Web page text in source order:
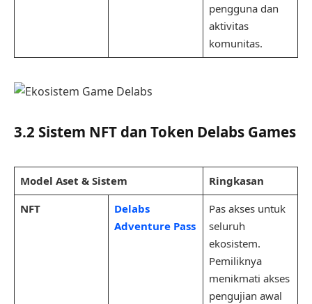
pengguna dan
aktivitas
komunitas.
3.2 Sistem NFT dan Token Delabs Games
Model Aset & Sistem
Ringkasan
NFT
Delabs
Adventure Pass
Pas akses untuk
seluruh
ekosistem.
Pemiliknya
menikmati akses
pengujian awal